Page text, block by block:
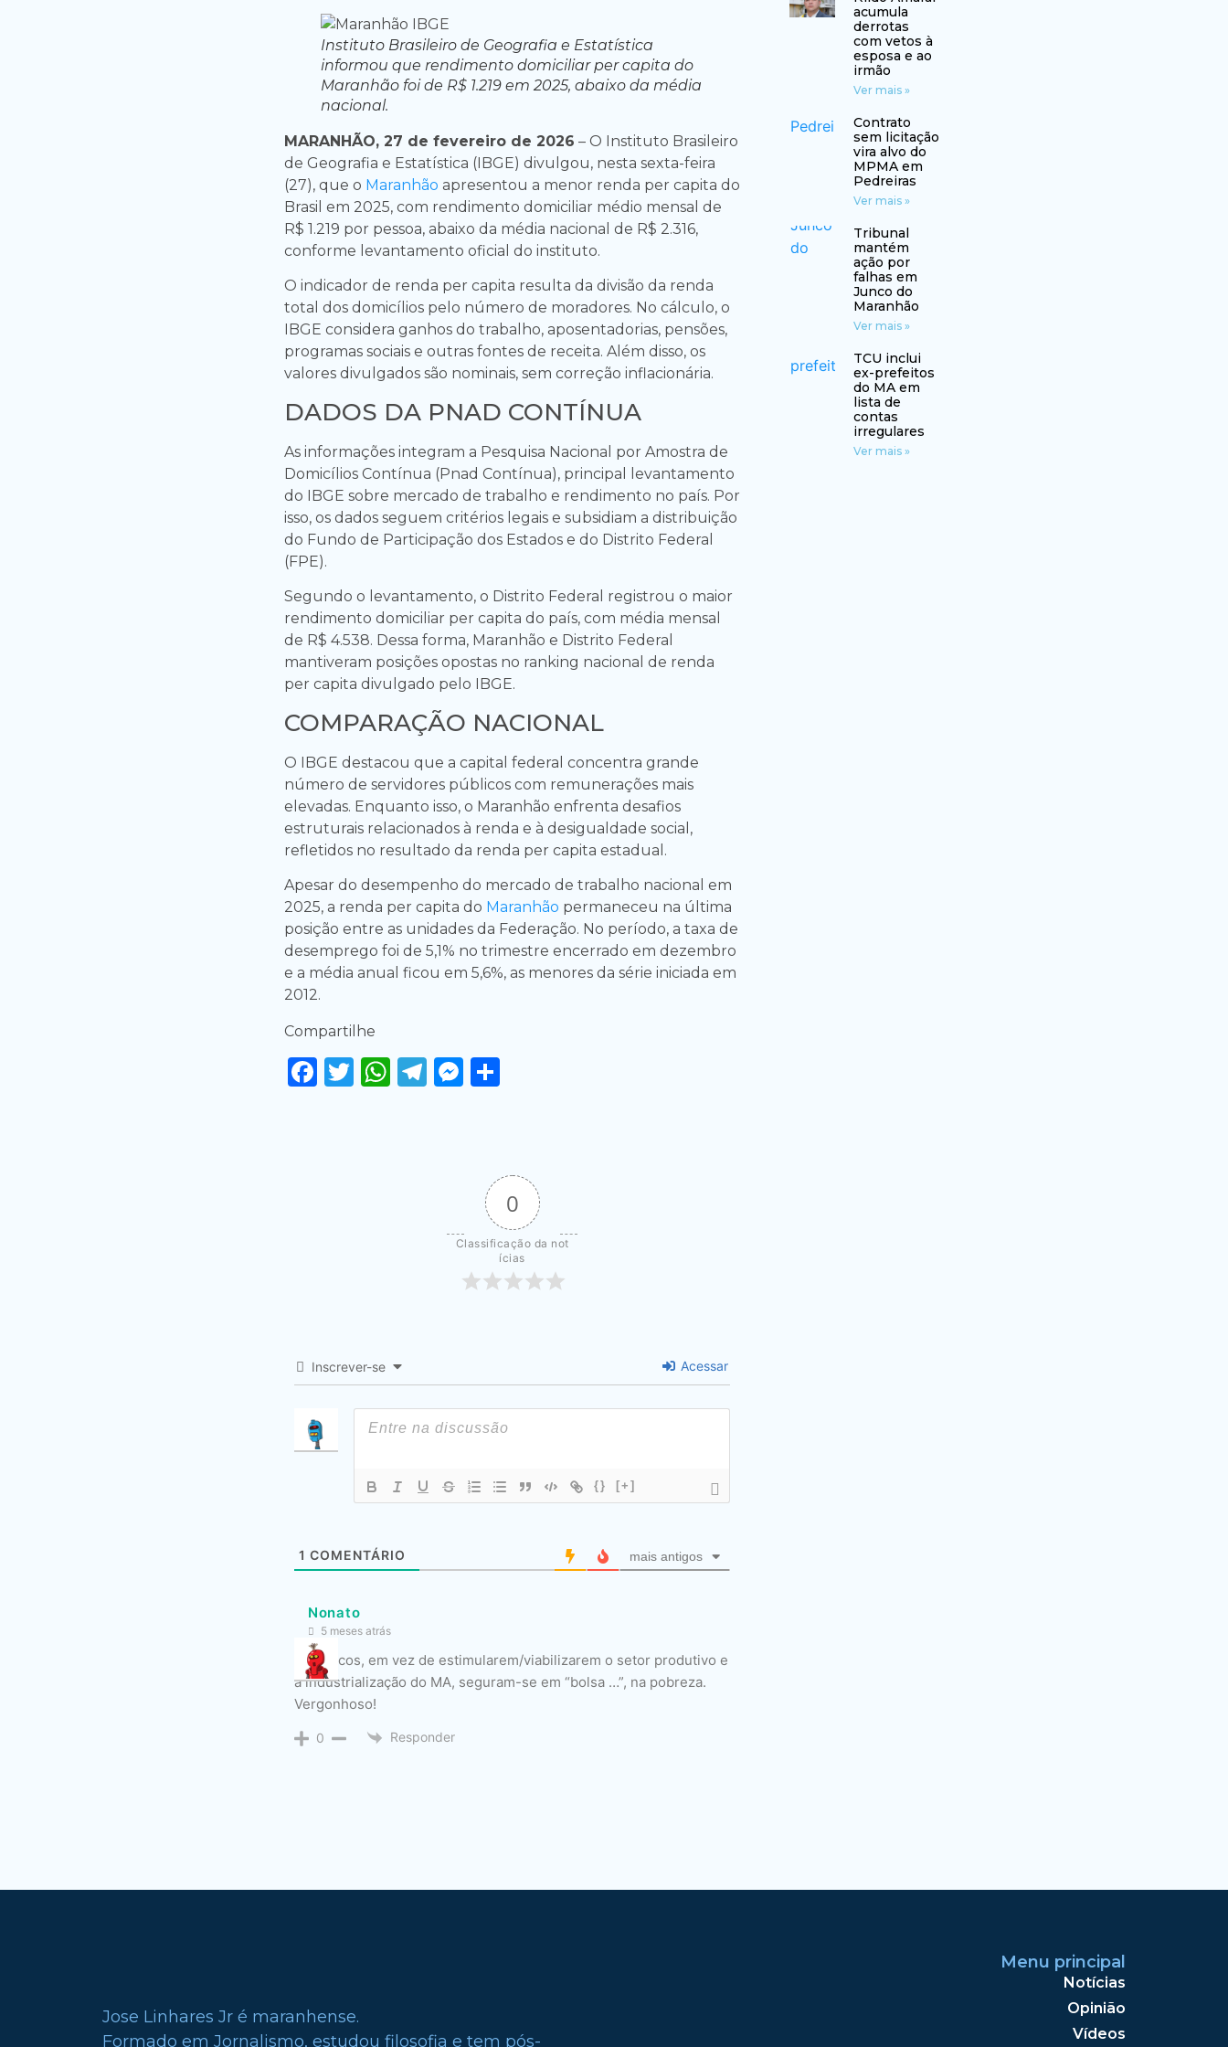
Instituto Brasileiro de Geografia e Estatística
informou que rendimento domiciliar per capita do
Maranhão foi de R$ 1.219 em 2025, abaixo da média
nacional.
MARANHÃO, 27 de fevereiro de 2026 – O Instituto Brasileiro
de Geografia e Estatística (IBGE) divulgou, nesta sexta-feira
(27), que o Maranhão apresentou a menor renda per capita do
Brasil em 2025, com rendimento domiciliar médio mensal de
R$ 1.219 por pessoa, abaixo da média nacional de R$ 2.316,
conforme levantamento oficial do instituto.
O indicador de renda per capita resulta da divisão da renda
total dos domicílios pelo número de moradores. No cálculo, o
IBGE considera ganhos do trabalho, aposentadorias, pensões,
programas sociais e outras fontes de receita. Além disso, os
valores divulgados são nominais, sem correção inflacionária.
DADOS DA PNAD CONTÍNUA
As informações integram a Pesquisa Nacional por Amostra de
Domicílios Contínua (Pnad Contínua), principal levantamento
do IBGE sobre mercado de trabalho e rendimento no país. Por
isso, os dados seguem critérios legais e subsidiam a distribuição
do Fundo de Participação dos Estados e do Distrito Federal
(FPE).
Segundo o levantamento, o Distrito Federal registrou o maior
rendimento domiciliar per capita do país, com média mensal
de R$ 4.538. Dessa forma, Maranhão e Distrito Federal
mantiveram posições opostas no ranking nacional de renda
per capita divulgado pelo IBGE.
COMPARAÇÃO NACIONAL
O IBGE destacou que a capital federal concentra grande
número de servidores públicos com remunerações mais
elevadas. Enquanto isso, o Maranhão enfrenta desafios
estruturais relacionados à renda e à desigualdade social,
refletidos no resultado da renda per capita estadual.
Apesar do desempenho do mercado de trabalho nacional em
2025, a renda per capita do Maranhão permaneceu na última
posição entre as unidades da Federação. No período, a taxa de
desemprego foi de 5,1% no trimestre encerrado em dezembro
e a média anual ficou em 5,6%, as menores da série iniciada em
2012.
Compartilhe
Facebook
Twitter
WhatsApp
Telegram
Messenger
0
Classificação da not
ícias
Inscrever-se Acessar
{} [+]
1 COMENTÁRIO mais antigos
Nonato
5 meses atrás
E políticos, em vez de estimularem/viabilizarem o setor produtivo e
a industrialização do MA, seguram-se em “bolsa …”, na pobreza.
Vergonhoso!
0 Responder
acumula
derrotas
com vetos à
esposa e ao
irmão
Ver mais »
Contrato
sem licitação
vira alvo do
MPMA em
Pedreiras
Ver mais »
Tribunal
mantém
ação por
falhas em
Junco do
Maranhão
Ver mais »
TCU inclui
ex-prefeitos
do MA em
lista de
contas
irregulares
Ver mais »
Jose Linhares Jr é maranhense.
Formado em Jornalismo, estudou filosofia e tem pós-
Menu principal
Notícias
Opinião
Vídeos